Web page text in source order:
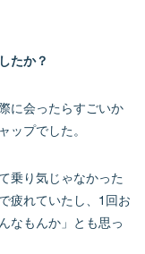
たか？
に会ったらすごいか
ップでした。
乗り気じゃなかった
疲れていたし、1回お
なもんか」とも思っ